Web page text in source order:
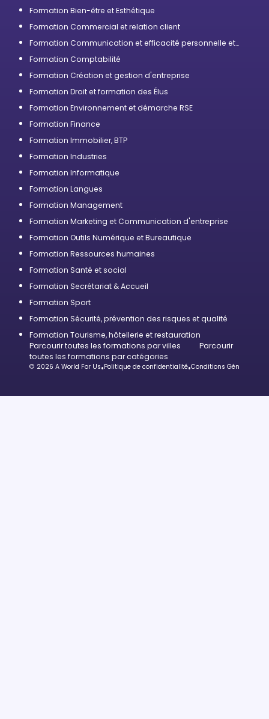
Formation Bien-être et Esthétique
Formation Commercial et relation client
Formation Communication et efficacité personnelle et
Formation Comptabilité
Formation Création et gestion d'entreprise
Formation Droit et formation des Élus
Formation Environnement et démarche RSE
Formation Finance
Formation Immobilier, BTP
Formation Industries
Formation Informatique
Formation Langues
Formation Management
Formation Marketing et Communication d'entreprise
Formation Outils Numérique et Bureautique
Formation Ressources humaines
Formation Santé et social
Formation Secrétariat & Accueil
Formation Sport
Formation Sécurité, prévention des risques et qualité
Formation Tourisme, hôtellerie et restauration
Parcourir toutes les formations par villes
Parcourir
toutes les formations par catégories
© 2026 A World For Us•Politique de confidentialité•Conditions Générales